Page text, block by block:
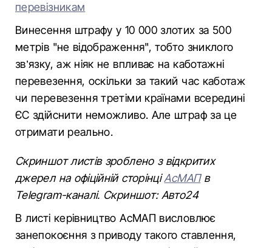
перевізникам
Винесення штрафу у 10 000 злотих за 500
метрів "не відображення", тобто зниклого
зв’язку, аж ніяк не впливає на каботажні
перевезення, оскільки за такий час каботаж
чи перевезення третіми країнами всередині
ЄС здійснити неможливо. Але штраф за це
отримати реально.
Скриншот листів зроблено з відкритих
джерел на офіційній сторінціАсМАПв
Telegram-каналі. Скриншот: Авто24
В листі керівництво АсМАП висловлює
занепокоєння з приводу такого ставлення,